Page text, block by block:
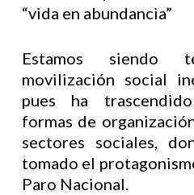
“vida en abundancia”
Estamos siendo
movilización social
pues ha
formas de
sectores sociales,
tomado el
Paro Nacional.